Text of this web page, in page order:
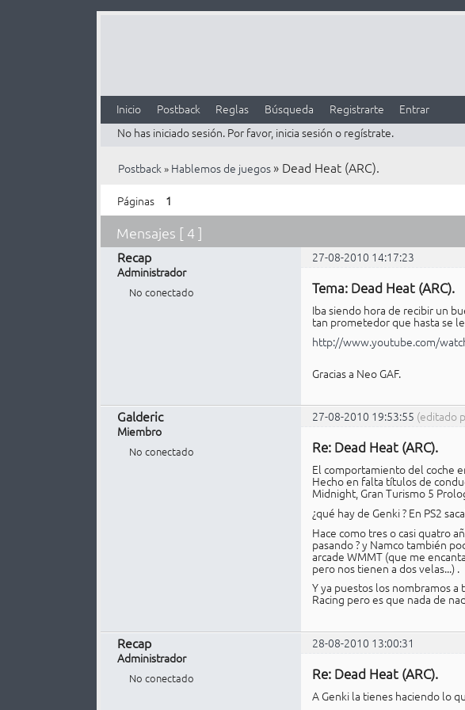
Inicio Postback Reglas Búsqueda Registrarte
Entrar
No has iniciado sesión. Por favor, inicia sesión o regístrate.
Postback» Hablemos de juegos » Dead Heat (ARC).
Páginas 1
Mensajes [ 4 ]
Recap
27-08-2010 14:17:23
Administrador
No conectado Tema: Dead Heat (ARC).
Iba siendo hora de recibir un
tan prometedor que hasta se
http://www.youtube.com/
Gracias a Neo GAF.
Galderic 27-08-2010 19:53:55 (editado
Miembro
No conectado Re: Dead Heat (ARC).
El comportamiento del coche
Hecho en falta títulos de
Midnight, Gran Turismo 5
¿qué hay de Genki ? En PS2
Hace como tres o casi quatro
pasando ? y Namco también
arcade WMMT (que me
pero nos tienen a dos velas...) .
Y ya puestos los nombramos a
Racing pero es que nada de
Recap
28-08-2010 13:00:31
Administrador
No conectado Re: Dead Heat (ARC).
A Genki la tienes haciendo lo